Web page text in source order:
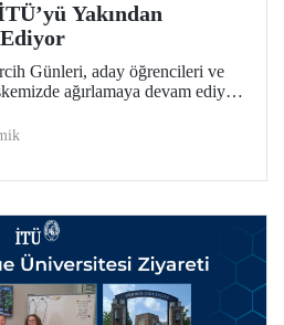
Yakından
Ediyor
Günleri, aday öğrencileri ve
ağırlamaya devam ediyor.
bilgi vermeye devam